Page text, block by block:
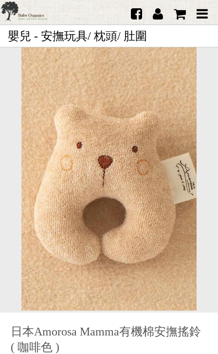
首頁
澳洲Purebaby有機棉
日本品牌育兒配件
韓國Merebe寶寶配件
嬰兒
女生
男生
禮品
服務據點
品牌故事
客服專區
嬰兒 - 安撫玩具/ 枕頭/ 肚圍
日本Amorosa Mamma有機棉安撫搖鈴
( 咖啡色 )